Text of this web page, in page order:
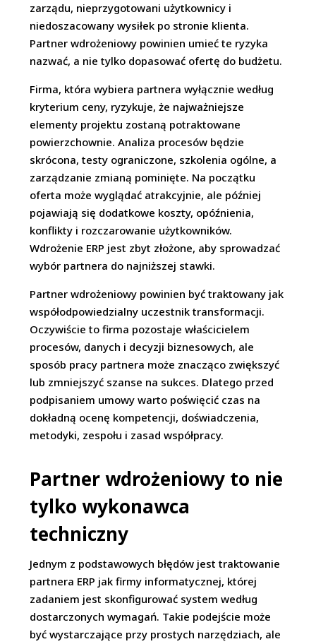
zarządu, nieprzygotowani użytkownicy i
niedoszacowany wysiłek po stronie klienta.
Partner wdrożeniowy powinien umieć te ryzyka
nazwać, a nie tylko dopasować ofertę do budżetu.
Firma, która wybiera partnera wyłącznie według
kryterium ceny, ryzykuje, że najważniejsze
elementy projektu zostaną potraktowane
powierzchownie. Analiza procesów będzie
skrócona, testy ograniczone, szkolenia ogólne, a
zarządzanie zmianą pominięte. Na początku
oferta może wyglądać atrakcyjnie, ale później
pojawiają się dodatkowe koszty, opóźnienia,
konflikty i rozczarowanie użytkowników.
Wdrożenie ERP jest zbyt złożone, aby sprowadzać
wybór partnera do najniższej stawki.
Partner wdrożeniowy powinien być traktowany jak
współodpowiedzialny uczestnik transformacji.
Oczywiście to firma pozostaje właścicielem
procesów, danych i decyzji biznesowych, ale
sposób pracy partnera może znacząco zwiększyć
lub zmniejszyć szanse na sukces. Dlatego przed
podpisaniem umowy warto poświęcić czas na
dokładną ocenę kompetencji, doświadczenia,
metodyki, zespołu i zasad współpracy.
Partner wdrożeniowy to nie
tylko wykonawca
techniczny
Jednym z podstawowych błędów jest traktowanie
partnera ERP jak firmy informatycznej, której
zadaniem jest skonfigurować system według
dostarczonych wymagań. Takie podejście może
być wystarczające przy prostych narzędziach, ale